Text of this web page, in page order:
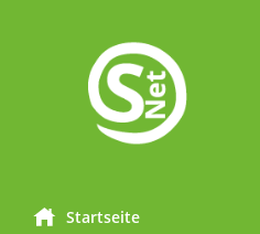
Startseite